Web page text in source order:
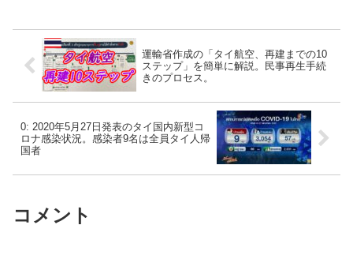
運輸省作成の「タイ航空、再建までの10
ステップ」を簡単に解説。民事再生手続
きのプロセス。
0: 2020年5月27日発表のタイ国内新型コ
ロナ感染状況。感染者9名は全員タイ人帰
国者
コメント